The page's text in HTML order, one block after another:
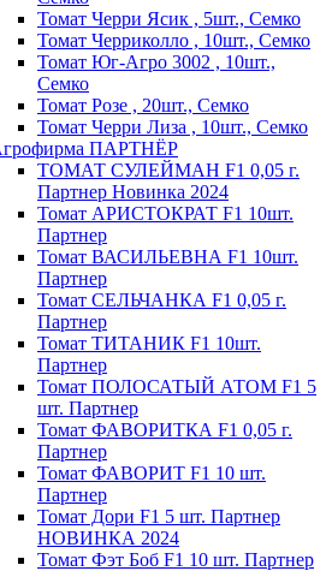
Томат Черри Ясик , 5шт., Семко
Томат Черриколло , 10шт., Семко
Томат Юг-Агро 3002 , 10шт.,
Семко
Томат Розе , 20шт., Семко
Томат Черри Лиза , 10шт., Семко
ПАРТНЁР
ТОМАТ СУЛЕЙМАН F1 0,05 г.
Партнер Новинка 2024
Томат АРИСТОКРАТ F1 10шт.
Партнер
Томат ВАСИЛЬЕВНА F1 10шт.
Партнер
Томат СЕЛЬЧАНКА F1 0,05 г.
Партнер
Томат ТИТАНИК F1 10шт.
Партнер
Томат ПОЛОСАТЫЙ АТОМ F1 5
шт. Партнер
Томат ФАВОРИТКА F1 0,05 г.
Партнер
Томат ФАВОРИТ F1 10 шт.
Партнер
Томат Дори F1 5 шт. Партнер
НОВИНКА 2024
Томат Фэт Боб F1 10 шт. Партнер